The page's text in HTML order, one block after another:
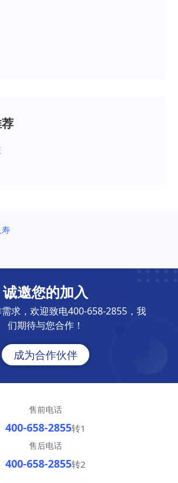
寿
诚邀您的加入
求，欢迎致电400-658-2855，我
们期待与您合作！
成为合作伙伴
售前电话
400-658-2855转1
售后电话
400-658-2855转2